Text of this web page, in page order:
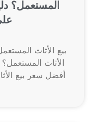
المستعمل؟
بيع الأثاث
الأثاث
أفضل سعر بيع